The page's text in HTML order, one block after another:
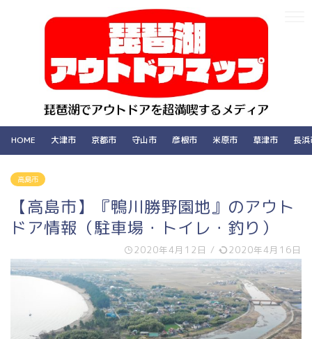
HOME 大津市 京都市 守山市 彦根市 米原市 草津市 長
高島市
【高島市】『鴨川勝野園地』のアウト
ドア情報（駐車場・トイレ・釣り）
2020年4月12日 / 2020年4月16日